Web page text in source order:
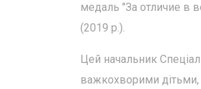
медаль "За отличие в
(2019 р.).
Цей начальник
важкохворими дітьми,